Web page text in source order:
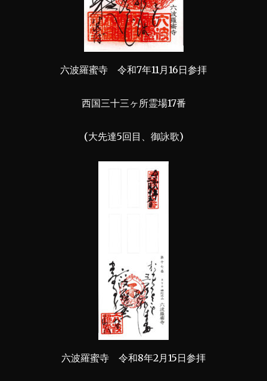
六波羅蜜寺 令和7年11月16日参拝
西国三十三ヶ所霊場17番
(大先達5回目、御詠歌)
六波羅蜜寺 令和8年2月15日参拝